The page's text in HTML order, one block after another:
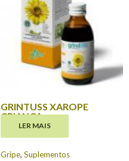
GRINTUSS XAROPE
CRIANÇA
9.40
LER MAIS
Gripe, Suplementos